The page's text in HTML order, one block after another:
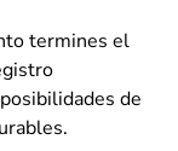
termines el
de